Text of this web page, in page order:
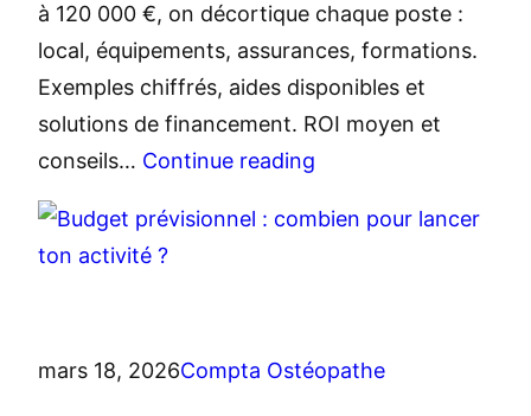
à 120 000 €, on décortique chaque poste :
local, équipements, assurances, formations.
Exemples chiffrés, aides disponibles et
solutions de financement. ROI moyen et
conseils… Continue reading
mars 18, 2026Compta Ostéopathe